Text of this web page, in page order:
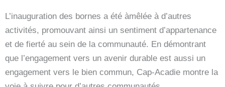
L’inauguration des bornes a été àmêlée à d’autres
activités, promouvant ainsi un sentiment d’appartenance
et de fierté au sein de la communauté. En démontrant
que l’engagement vers un avenir durable est aussi un
engagement vers le bien commun, Cap-Acadie montre la